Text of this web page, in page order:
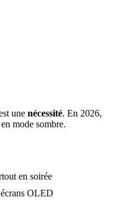
une nécessité. En 2026,
mode sombre.
en soirée
OLED